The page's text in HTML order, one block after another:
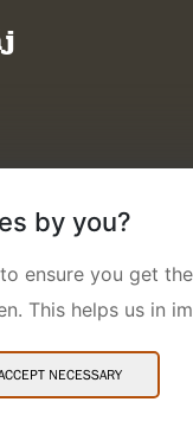
Cookies
by you?
ensure you get
This helps us in
NECESSARY